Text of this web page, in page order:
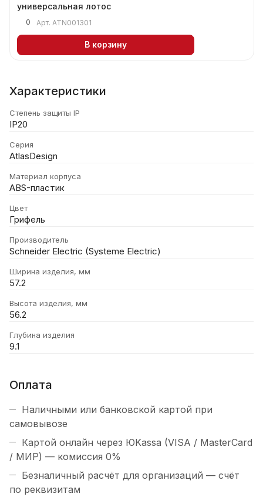
универсальная лотос
0 Арт. ATN001301
В корзину
Характеристики
Степень защиты IP
IP20
Серия
AtlasDesign
Материал корпуса
ABS-пластик
Цвет
Грифель
Производитель
Schneider Electric (Systeme Electric)
Ширина изделия, мм
57.2
Высота изделия, мм
56.2
Глубина изделия
9.1
Оплата
Наличными или банковской картой при
самовывозе
Картой онлайн через ЮKassa (VISA / MasterCard
/ МИР) — комиссия 0%
Безналичный расчёт для организаций — счёт
по реквизитам